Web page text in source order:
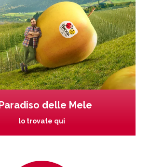
Paradiso delle Mele
lo trovate qui